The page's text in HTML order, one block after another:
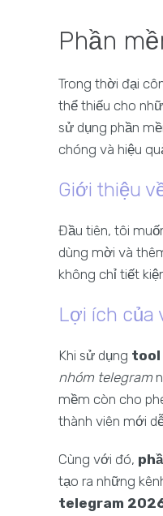
Phần
Trong thời đại
thể thiếu cho
sử dụng phần
chóng và hiệu
Giới thiệu
Đầu tiên, tôi
dùng mời và
không chỉ tiết
Lợi ích của
Khi sử dụng tool
nhóm telegram
mềm còn cho
thành viên mới
Cùng với đó,
tạo ra những
telegram